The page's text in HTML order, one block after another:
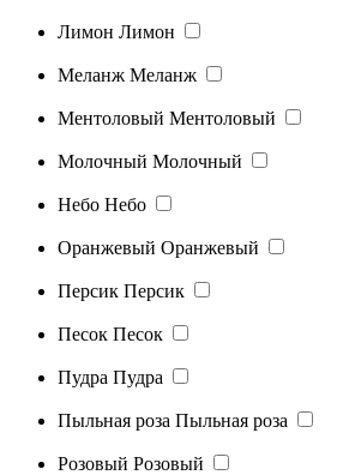
Лимон Лимон
Меланж Меланж
Ментоловый Ментоловый
Молочный Молочный
Небо Небо
Оранжевый Оранжевый
Персик Персик
Песок Песок
Пудра Пудра
Пыльная роза Пыльная роза
Розовый Розовый